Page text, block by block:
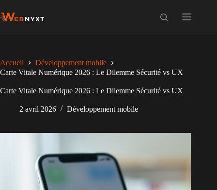
au
contenu
Accueil
Développement mobile
Carte Vitale Numérique 2026 : Le Dilemme Sécurité vs UX
Carte Vitale Numérique 2026 : Le Dilemme Sécurité vs UX
2 avril 2026 Développement mobile